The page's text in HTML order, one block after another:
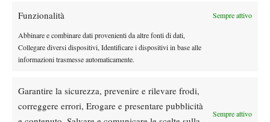
Funzionalità Sempre attivo
Abbinare e combinare dati provenienti da altre fonti di dati,
Collegare diversi dispositivi, Identificare i dispositivi in base alle
informazioni trasmesse automaticamente.
Garantire la sicurezza, prevenire e rilevare frodi,
correggere errori, Erogare e presentare pubblicità
Sempre attivo
Quattro intense giornate di allenamento, con programmi
vacanza a cinque stelle per giocare e rilassarsi immersi nella
splendida cornice del Penina Hotel & Golf Resort, prima di